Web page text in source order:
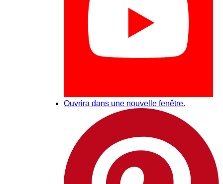
Ouvrira dans une nouvelle fenêtre.